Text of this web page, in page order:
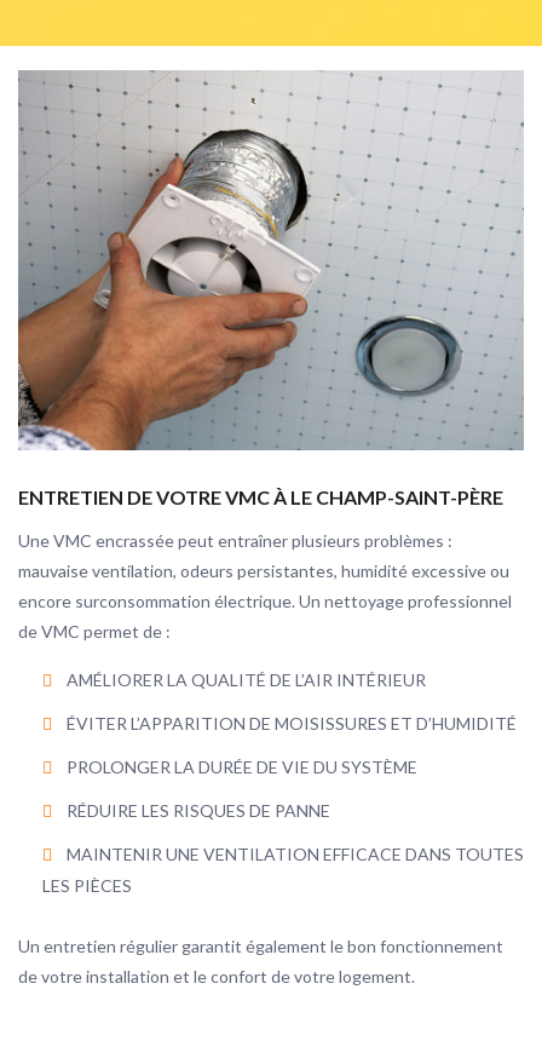
ENTRETIEN DE VOTRE VMC À LE CHAMP-SAINT-PÈRE
Une VMC encrassée peut entraîner plusieurs problèmes :
mauvaise ventilation, odeurs persistantes, humidité excessive ou
encore surconsommation électrique. Un nettoyage professionnel
de VMC permet de :
AMÉLIORER LA QUALITÉ DE L’AIR INTÉRIEUR
ÉVITER L’APPARITION DE MOISISSURES ET D’HUMIDITÉ
PROLONGER LA DURÉE DE VIE DU SYSTÈME
RÉDUIRE LES RISQUES DE PANNE
MAINTENIR UNE VENTILATION EFFICACE DANS TOUTES
LES PIÈCES
Un entretien régulier garantit également le bon fonctionnement
de votre installation et le confort de votre logement.